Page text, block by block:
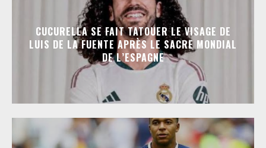
CUCURELLA SE FAIT TATOUER LE VISAGE DE
LUIS DE LA FUENTE APRÈS LE SACRE MONDIAL
DE L’ESPAGNE